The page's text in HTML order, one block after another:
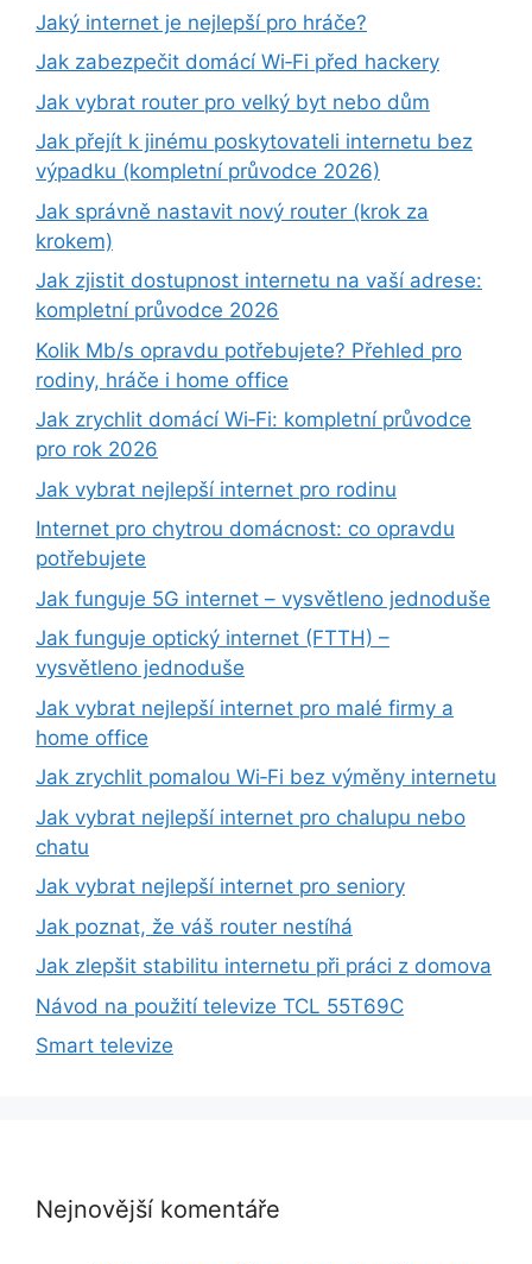
Jaký internet je nejlepší pro hráče?
Jak zabezpečit domácí Wi‑Fi před hackery
Jak vybrat router pro velký byt nebo dům
Jak přejít k jinému poskytovateli internetu bez
výpadku (kompletní průvodce 2026)
Jak správně nastavit nový router (krok za
krokem)
Jak zjistit dostupnost internetu na vaší adrese:
kompletní průvodce 2026
Kolik Mb/s opravdu potřebujete? Přehled pro
rodiny, hráče i home office
Jak zrychlit domácí Wi‑Fi: kompletní průvodce
pro rok 2026
Jak vybrat nejlepší internet pro rodinu
Internet pro chytrou domácnost: co opravdu
potřebujete
Jak funguje 5G internet – vysvětleno jednoduše
Jak funguje optický internet (FTTH) –
vysvětleno jednoduše
Jak vybrat nejlepší internet pro malé firmy a
home office
Jak zrychlit pomalou Wi‑Fi bez výměny internetu
Jak vybrat nejlepší internet pro chalupu nebo
chatu
Jak vybrat nejlepší internet pro seniory
Jak poznat, že váš router nestíhá
Jak zlepšit stabilitu internetu při práci z domova
Návod na použití televize TCL 55T69C
Smart televize
Nejnovější komentáře